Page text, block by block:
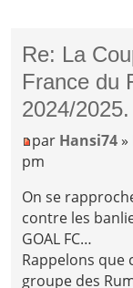
Re: La
France du
2024/2025.
par Hansi74
pm
On se
contre les
GOAL FC…
Rappelons que
groupe des